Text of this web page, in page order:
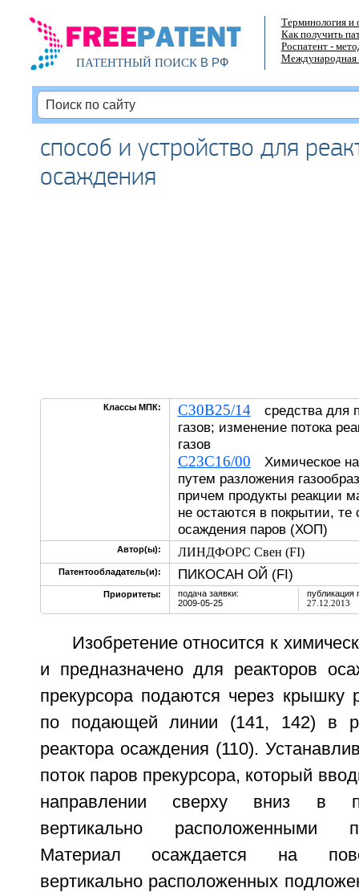
ПАТЕНТНЫЙ ПОИСКВ РФ
Терминология и
Как получить
Роспатент -
Международная
способ и устройство для
осаждения
Классы МПК: C30B25/14средства для
газов; изменение потока
газов
C23C16/00 Химическое
путем разложения
причем продукты реакции
не остаются в покрытии, те
осаждения паров (ХОП)
Автор(ы): ЛИНДФОРС Свен (FI)
Патентообладатель(и): ПИКОСАН ОЙ (FI)
Приоритеты:
подача заявки:
2009-05-25
публикация
27.12.2013
Изобретение относится к
и предназначено для реакторов
прекурсора подаются через крышку
по подающей линии (141, 142) в
реактора осаждения (110).
поток паров прекурсора, который
направлении сверху вниз в
вертикально расположенными
Материал осаждается на
вертикально расположенных